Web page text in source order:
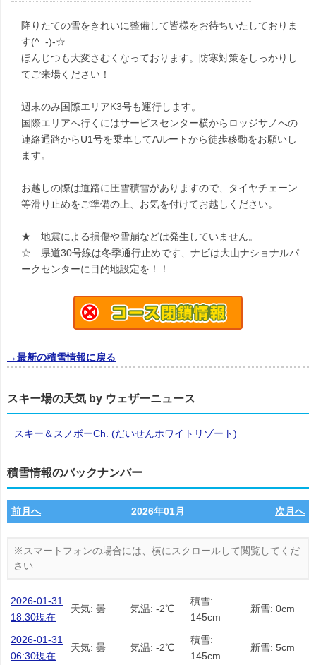
降りたての雪をきれいに整備して皆様をお待ちいたしておりま
す(^_-)-☆
ほんじつも大変さむくなっております。防寒対策をしっかりし
てご来場ください！
週末のみ国際エリアK3号も運行します。
国際エリアへ行くにはサービスセンター横からロッジサノへの
連絡通路からU1号を乗車してAルートから徒歩移動をお願いし
ます。
お越しの際は道路に圧雪積雪がありますので、タイヤチェーン
等滑り止めをご準備の上、お気を付けてお越しください。
★ 地震による損傷や雪崩などは発生していません。
☆ 県道30号線は冬季通行止めです、ナビは大山ナショナルパ
ークセンターに目的地設定を！！
→最新の積雪情報に戻る
スキー場の天気 by ウェザーニュース
スキー＆スノボーCh. (だいせんホワイトリゾート)
積雪情報のバックナンバー
前月へ 2026年01月 次月へ
2026-01-31
18:30現在
天気: 曇 気温: -2℃
積雪:
145cm
新雪: 0cm
2026-01-31
06:30現在
天気: 曇 気温: -2℃
積雪:
145cm
新雪: 5cm